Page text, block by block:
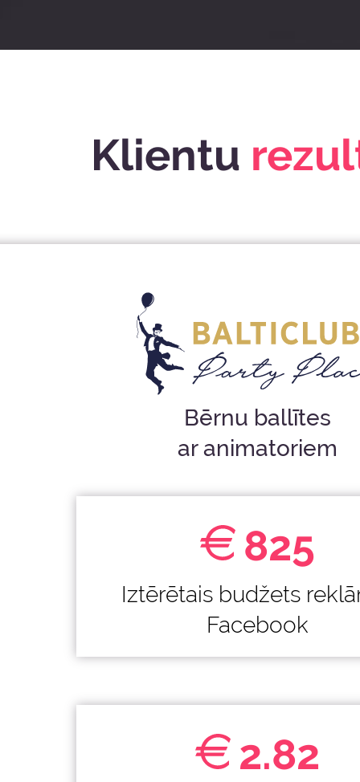
Klientu
Bērnu ballītes
ar animatoriem
825
Iztērētais budžets
Facebook
2.82